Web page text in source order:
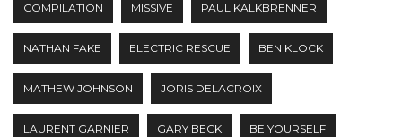
COMPILATION MISSIVE PAUL KALKBRENNER
NATHAN FAKE ELECTRIC RESCUE BEN KLOCK
MATHEW JOHNSON JORIS DELACROIX
LAURENT GARNIER GARY BECK BE YOURSELF